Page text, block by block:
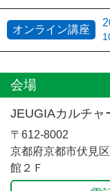
オンライン講座
会場
JEUGIAカルチャ
〒612-8002
京都府京都市伏見
館２Ｆ